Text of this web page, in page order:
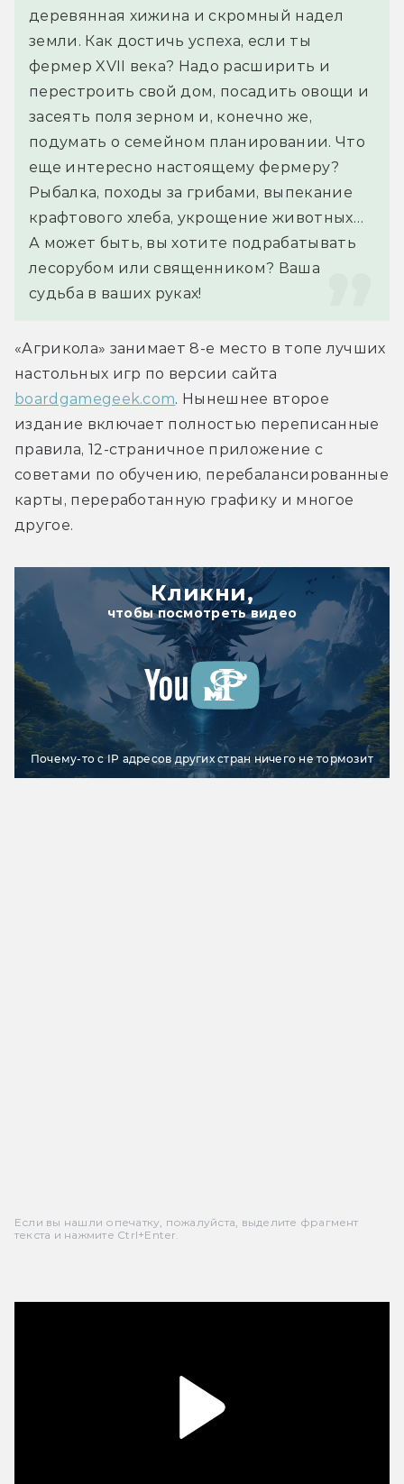
деревянная хижина и скромный надел
земли. Как достичь успеха, если ты
фермер XVII века? Надо расширить и
перестроить свой дом, посадить овощи и
засеять поля зерном и, конечно же,
подумать о семейном планировании. Что
еще интересно настоящему фермеру?
Рыбалка, походы за грибами, выпекание
крафтового хлеба, укрощение животных…
А может быть, вы хотите подрабатывать
лесорубом или священником? Ваша
судьба в ваших руках!
«Агрикола» занимает 8-е место в топе лучших
boardgamegeek.com. Нынешнее второе
издание включает полностью переписанные
правила, 12-страничное приложение с
советами по обучению, перебалансированные
карты, переработанную графику и многое
другое.
Кликни,
чтобы посмотреть видео
Почему-то с IP адресов других стран ничего не тормозит
Если вы нашли опечатку, пожалуйста, выделите фрагмент
текста и нажмите Ctrl+Enter.